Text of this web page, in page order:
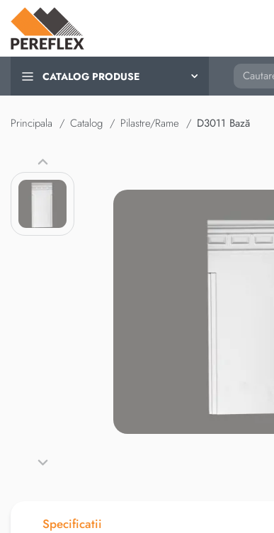
CATALOG PRODUSE Cautare
Principala Catalog Pilastre/Rame D3011 Bază
Specificatii